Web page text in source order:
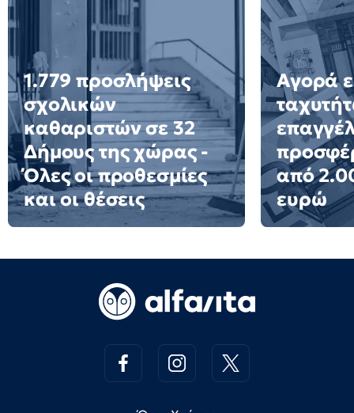
1.779 προσλήψεις
σχολικών
καθαριστών σε 32
Δήμους της χώρας -
Όλες οι προθεσμίες
και οι θέσεις
Αγορά
από
ευρώ